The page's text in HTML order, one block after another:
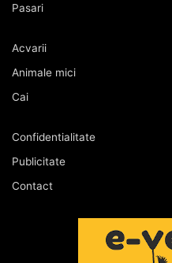
Pasari
Acvarii
Animale mici
Cai
Confidentialitate
Publicitate
Contact